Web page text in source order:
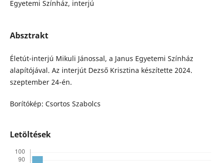
Egyetemi Színház, interjú
Absztrakt
Életút-interjú Mikuli Jánossal, a Janus Egyetemi Színház
alapítójával. Az interjút Dezső Krisztina készítette 2024.
szeptember 24-én.
Borítókép: Csortos Szabolcs
Letöltések